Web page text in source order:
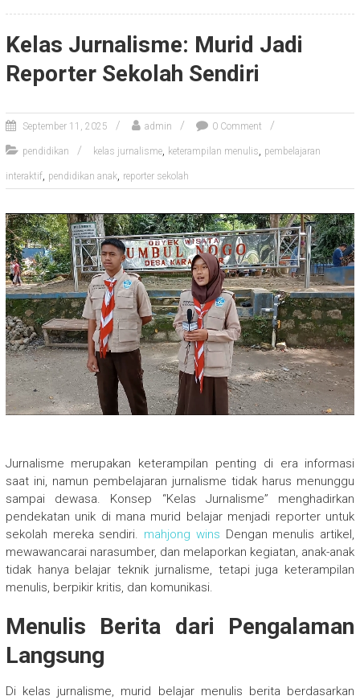
Kelas Jurnalisme: Murid Jadi
Reporter Sekolah Sendiri
September 11, 2025 admin 0 Comment
pendidikan kelas jurnalisme, keterampilan menulis, pembelajaran
interaktif, pendidikan anak, reporter sekolah
Jurnalisme merupakan keterampilan penting di era informasi
saat ini, namun pembelajaran jurnalisme tidak harus menunggu
sampai dewasa. Konsep “Kelas Jurnalisme” menghadirkan
pendekatan unik di mana murid belajar menjadi reporter untuk
sekolah mereka sendiri. mahjong wins Dengan menulis artikel,
mewawancarai narasumber, dan melaporkan kegiatan, anak-anak
tidak hanya belajar teknik jurnalisme, tetapi juga keterampilan
menulis, berpikir kritis, dan komunikasi.
Menulis Berita dari Pengalaman
Langsung
Di kelas jurnalisme, murid belajar menulis berita berdasarkan